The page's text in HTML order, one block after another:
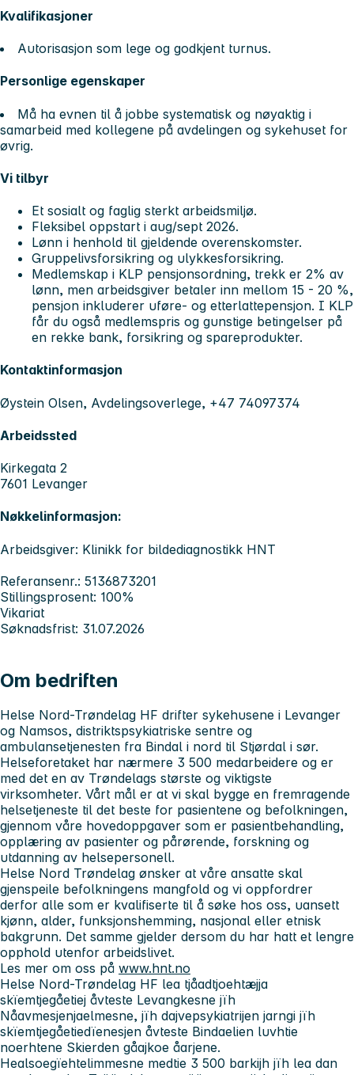
Kvalifikasjoner
Autorisasjon som lege og godkjent turnus.
Personlige egenskaper
Må ha evnen til å jobbe systematisk og nøyaktig i
samarbeid med kollegene på avdelingen og sykehuset for
øvrig.
Vi tilbyr
Et sosialt og faglig sterkt arbeidsmiljø.
Fleksibel oppstart i aug/sept 2026.
Lønn i henhold til gjeldende overenskomster.
Gruppelivsforsikring og ulykkesforsikring.
Medlemskap i KLP pensjonsordning, trekk er 2% av
lønn, men arbeidsgiver betaler inn mellom 15 - 20 %,
pensjon inkluderer uføre- og etterlattepensjon. I KLP
får du også medlemspris og gunstige betingelser på
en rekke bank, forsikring og spareprodukter.
Kontaktinformasjon
Øystein Olsen, Avdelingsoverlege, +47 74097374
Arbeidssted
Kirkegata 2
7601 Levanger
Nøkkelinformasjon:
Arbeidsgiver: Klinikk for bildediagnostikk HNT
Referansenr.: 5136873201
Stillingsprosent: 100%
Vikariat
Søknadsfrist: 31.07.2026
Om bedriften
Helse Nord-Trøndelag HF drifter sykehusene i Levanger
og Namsos, distriktspsykiatriske sentre og
ambulansetjenesten fra Bindal i nord til Stjørdal i sør.
Helseforetaket har nærmere 3 500 medarbeidere og er
med det en av Trøndelags største og viktigste
virksomheter. Vårt mål er at vi skal bygge en fremragende
helsetjeneste til det beste for pasientene og befolkningen,
gjennom våre hovedoppgaver som er pasientbehandling,
opplæring av pasienter og pårørende, forskning og
utdanning av helsepersonell.
Helse Nord Trøndelag ønsker at våre ansatte skal
gjenspeile befolkningens mangfold og vi oppfordrer
derfor alle som er kvalifiserte til å søke hos oss, uansett
kjønn, alder, funksjonshemming, nasjonal eller etnisk
bakgrunn. Det samme gjelder dersom du har hatt et lengre
opphold utenfor arbeidslivet.
Les mer om oss på www.hnt.no
Helse Nord-Trøndelag HF lea tjåadtjoehtæjja
skïemtjegåetiej åvteste Levangkesne jïh
Nåavmesjenjaelmesne, jïh dajvepsykiatrijen jarngi jïh
skïemtjegåetiedïenesjen åvteste Bindaelien luvhtie
noerhtene Skierden gåajkoe åarjene.
Healsoegïehtelimmesne medtie 3 500 barkijh jïh lea dan